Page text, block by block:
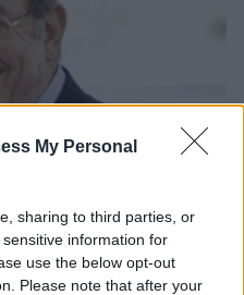
My Personal
sharing to third parties, or
information for
use the below opt-out
Please note that after your